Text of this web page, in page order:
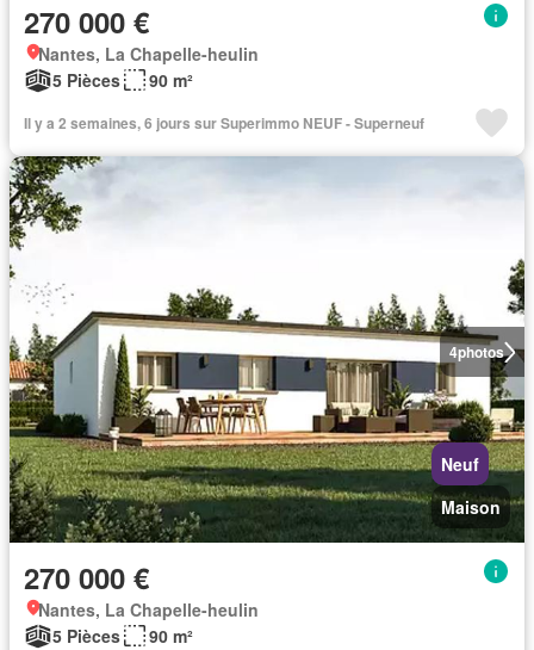
270 000 €
Nantes, La Chapelle-heulin
5 Pièces
90 m²
Il y a 2 semaines, 6 jours sur Superimmo NEUF - Superneuf
4photos
Neuf
Maison
270 000 €
Nantes, La Chapelle-heulin
5 Pièces
90 m²